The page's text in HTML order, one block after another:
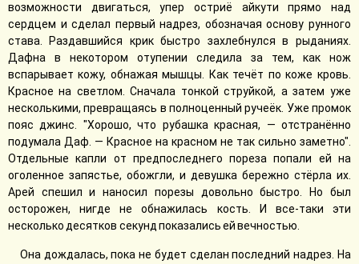
возможности двигаться, упер остриё айкути прямо над
сердцем и сделал первый надрез, обозначая основу рунного
става. Раздавшийся крик быстро захлебнулся в рыданиях.
Дафна в некотором отупении следила за тем, как нож
вспарывает кожу, обнажая мышцы. Как течёт по коже кровь.
Красное на светлом. Сначала тонкой струйкой, а затем уже
несколькими, превращаясь в полноценный ручеёк. Уже промок
пояс джинс. "Хорошо, что рубашка красная, — отстранённо
подумала Даф. — Красное на красном не так сильно заметно".
Отдельные капли от предпоследнего пореза попали ей на
оголенное запястье, обожгли, и девушка бережно стёрла их.
Арей спешил и наносил порезы довольно быстро. Но был
осторожен, нигде не обнажилась кость. И все-таки эти
несколько десятков секунд показались ей вечностью.
Она дождалась, пока не будет сделан последний надрез. На